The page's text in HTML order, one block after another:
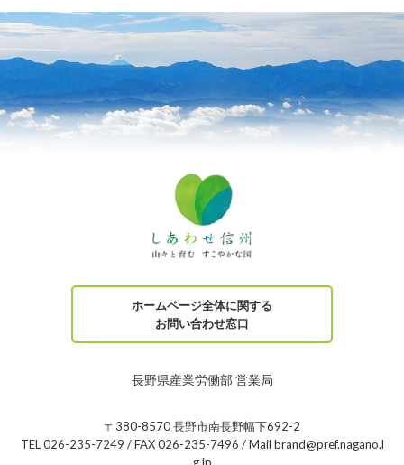
ホームページ全体に関する
お問い合わせ窓口
長野県産業労働部 営業局
〒380-8570 長野市南長野幅下692-2
TEL 026-235-7249 / FAX 026-235-7496 / Mail brand@pref.nagano.l